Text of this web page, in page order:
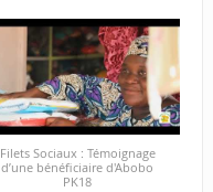
Filets Sociaux : Témoignage
d’une bénéficiaire d'Abobo
PK18